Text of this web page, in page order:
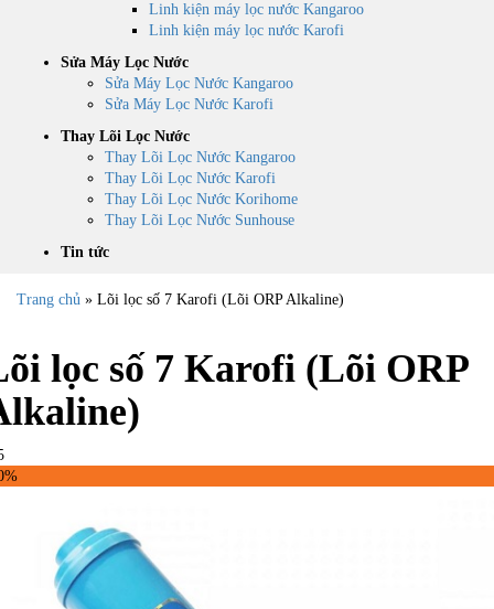
Linh kiện máy lọc nước Kangaroo
Linh kiện máy lọc nước Karofi
Sửa Máy Lọc Nước
Sửa Máy Lọc Nước Kangaroo
Sửa Máy Lọc Nước Karofi
Thay Lõi Lọc Nước
Thay Lõi Lọc Nước Kangaroo
Thay Lõi Lọc Nước Karofi
Thay Lõi Lọc Nước Korihome
Thay Lõi Lọc Nước Sunhouse
Tin tức
Trang chủ » Lõi lọc số 7 Karofi (Lõi ORP Alkaline)
lọc số 7 Karofi (Lõi ORP